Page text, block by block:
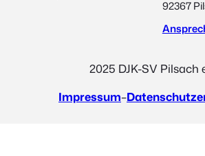
92367
2025 DJK-SV Pilsach
Impressum–